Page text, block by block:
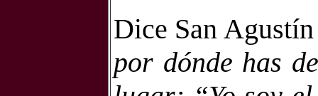
Dice San
por dónde has